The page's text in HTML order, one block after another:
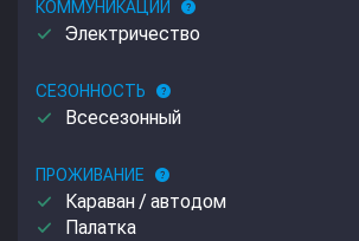
КОММУНИКАЦИИ help
done Электричество
СЕЗОННОСТЬ help
done Всесезонный
ПРОЖИВАНИЕ help
done Караван / автодом
done Палатка